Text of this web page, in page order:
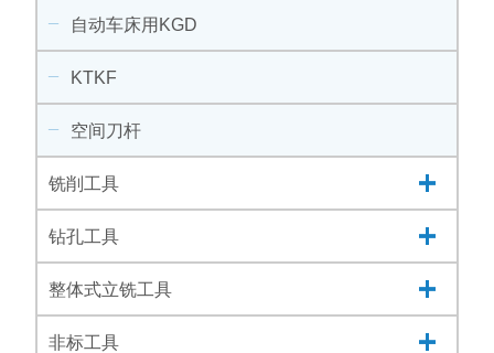
自动车床用KGD
KTKF
空间刀杆
铣削工具
钻孔工具
整体式立铣工具
非标工具